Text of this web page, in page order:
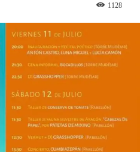
1128